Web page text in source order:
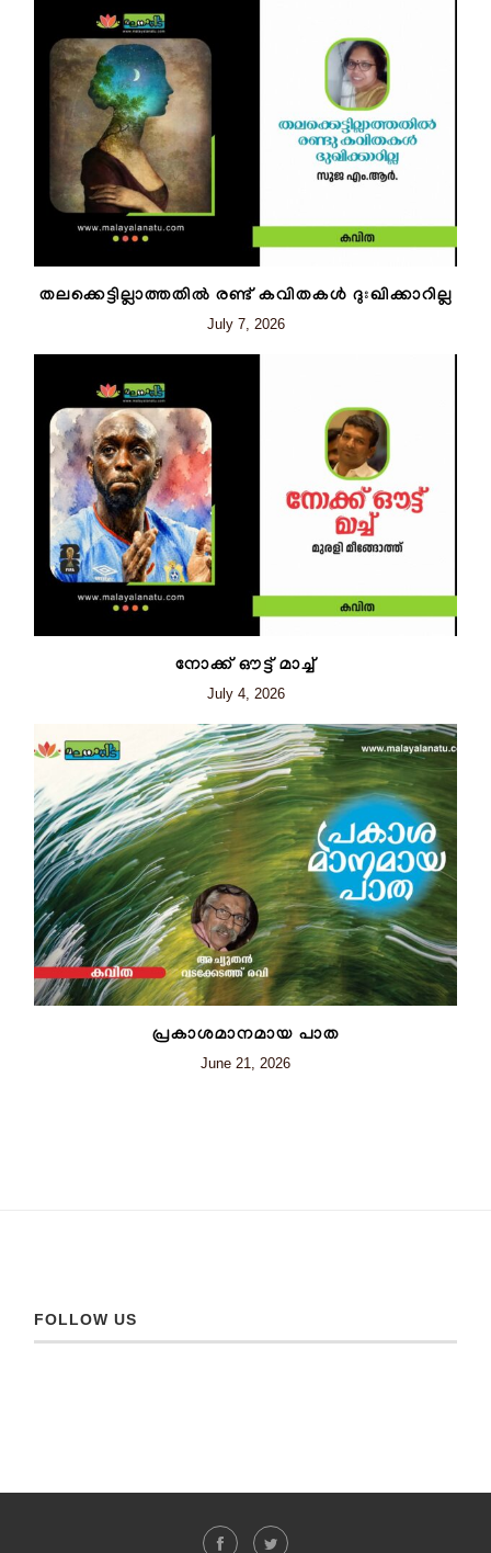
തലക്കെട്ടില്ലാത്തതിൽ രണ്ട് കവിതകൾ ദുഃഖിക്കാറില്ല
July 7, 2026
നോക്ക് ഔട്ട് മാച്ച്
July 4, 2026
പ്രകാശമാനമായ പാത
June 21, 2026
FOLLOW US